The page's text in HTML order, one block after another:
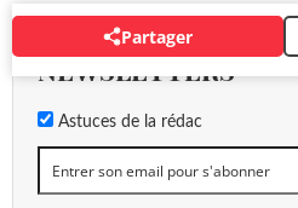
Partager
NEWSLETTERS
Astuces de la rédac